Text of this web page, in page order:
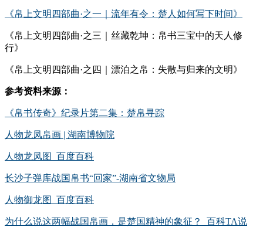
《帛上文明四部曲·之一｜流年有令：楚人如何写下时间》
《帛上文明四部曲·之三｜丝藏乾坤：帛书三宝中的天人修
行》
《帛上文明四部曲·之四｜漂泊之帛：失散与归来的文明》
参考资料来源：
《帛书传奇》纪录片第二集：楚帛寻踪
人物龙凤帛画 | 湖南博物院
人物龙凤图_百度百科
长沙子弹库战国帛书“回家”-湖南省文物局
人物御龙图_百度百科
为什么说这两幅战国帛画，是楚国精神的象征？_百科TA说